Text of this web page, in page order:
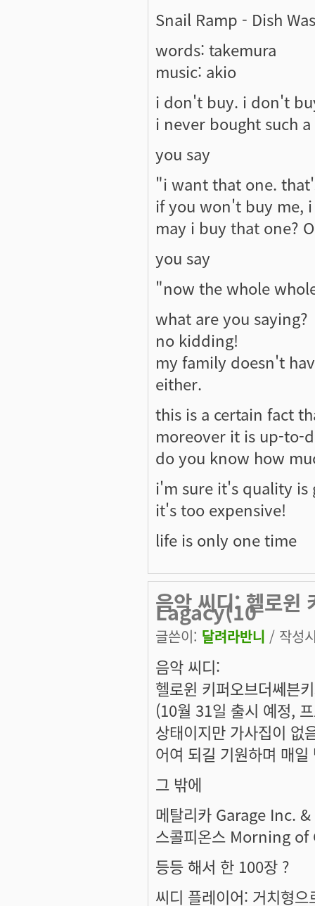
Snail Ramp - Dish
words: takemura
music: akio
i don't buy. i don't
i never bought such
you say
"i want that one.
if you won't buy me,
may i buy that one?
you say
"now the whole
what are you saying?
no kidding!
my family doesn't
either.
this is a certain fact
moreover it is up-to-
do you know how
i'm sure it's quality is
it's too expensive!
life is only one time
음악 씨디: 헬로윈
Lagacy(10
글쓴이: 달려라반니 / 작성
음악 씨디:
헬로윈 키퍼오브더쎄븐
(10월 31일 출시 예정,
상태이지만 가사집이 없
어여 되길 기원하며 매
그 밖에
메탈리카 Garage Inc.
스콜피온스 Morning
등등 해서 한 100장 ?
씨디 플레이어: 거치형